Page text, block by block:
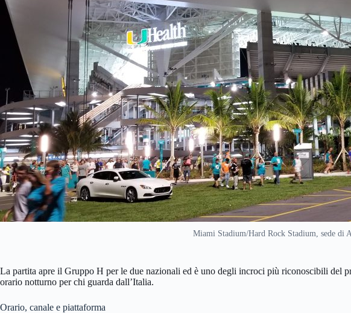
Miami Stadium/Hard Rock Stadium, sede
La partita apre il Gruppo H per le due nazionali ed è uno degli incroci più riconoscibili del
orario notturno per chi guarda dall’Italia.
Orario, canale e piattaforma